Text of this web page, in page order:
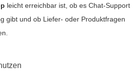
leicht erreichbar ist, ob es Chat-Support
gibt und ob Liefer- oder Produktfragen